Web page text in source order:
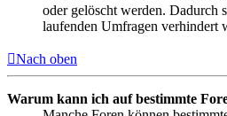
oder gelöscht werden. Dadurch
laufenden Umfragen verhindert
Nach oben
Warum kann ich auf bestimmte